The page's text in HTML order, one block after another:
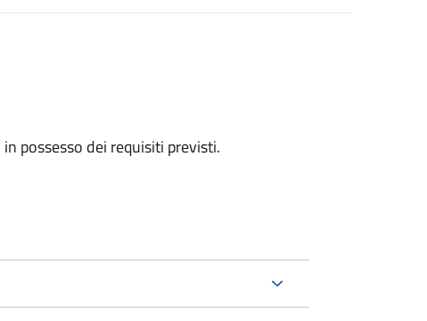
possesso dei requisiti previsti.